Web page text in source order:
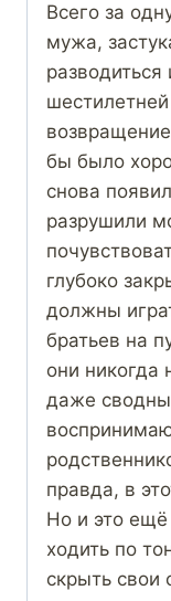
Всего за
мужа,
бы было
снова
разрушили
глубоко
должны
братьев на
они никогда
даже
правда, в
Но и это
ходить по
скрыть свои